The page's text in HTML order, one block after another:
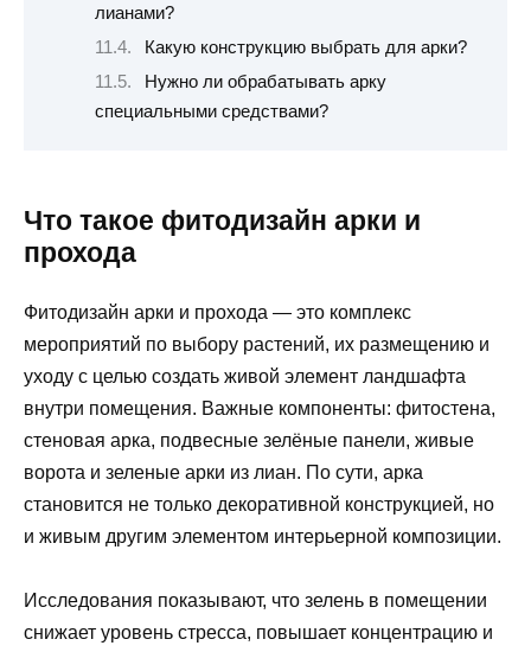
лианами?
Какую конструкцию выбрать для арки?
Нужно ли обрабатывать арку
специальными средствами?
Что такое фитодизайн арки и
прохода
Фитодизайн арки и прохода — это комплекс
мероприятий по выбору растений, их размещению и
уходу с целью создать живой элемент ландшафта
внутри помещения. Важные компоненты: фитостена,
стеновая арка, подвесные зелёные панели, живые
ворота и зеленые арки из лиан. По сути, арка
становится не только декоративной конструкцией, но
и живым другим элементом интерьерной композиции.
Исследования показывают, что зелень в помещении
снижает уровень стресса, повышает концентрацию и